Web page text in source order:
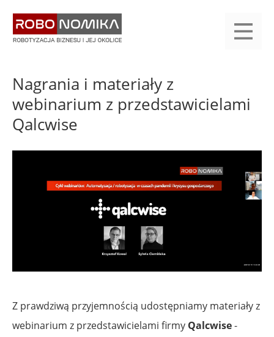
treści
yasne
main
menu
Nagrania i materiały z
webinarium z przedstawicielami
Qalcwise
Z prawdziwą przyjemnością udostępniamy materiały z
webinarium z przedstawicielami firmy Qalcwise-